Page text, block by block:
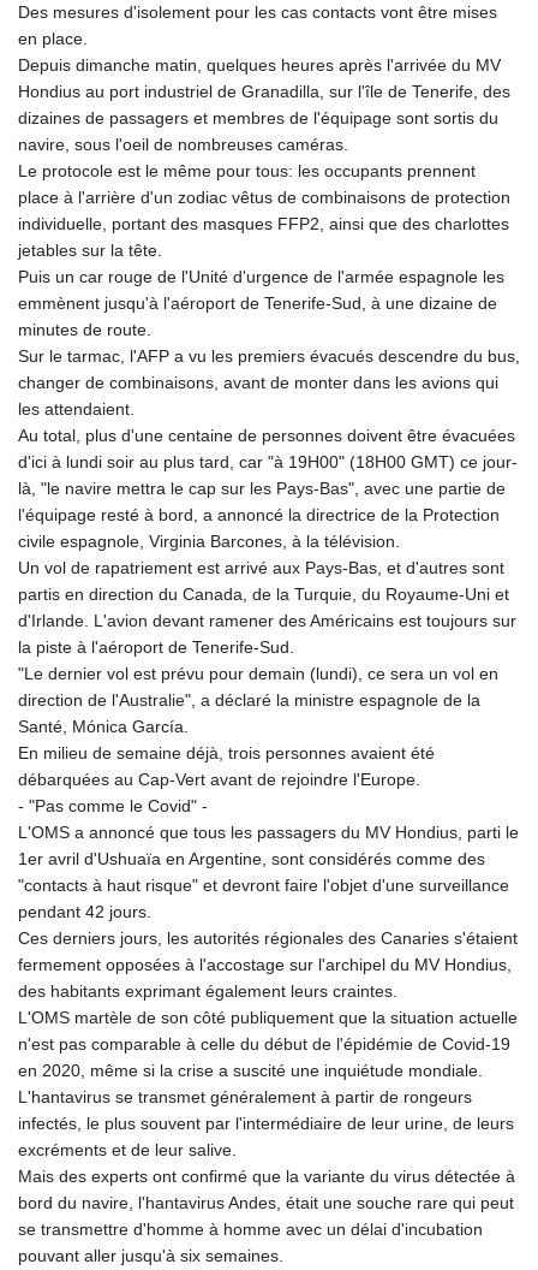
Des mesures d'isolement pour les cas contacts vont être mises
en place.
Depuis dimanche matin, quelques heures après l'arrivée du MV
Hondius au port industriel de Granadilla, sur l'île de Tenerife, des
dizaines de passagers et membres de l'équipage sont sortis du
navire, sous l'oeil de nombreuses caméras.
Le protocole est le même pour tous: les occupants prennent
place à l'arrière d'un zodiac vêtus de combinaisons de protection
individuelle, portant des masques FFP2, ainsi que des charlottes
jetables sur la tête.
Puis un car rouge de l'Unité d'urgence de l'armée espagnole les
emmènent jusqu'à l'aéroport de Tenerife-Sud, à une dizaine de
minutes de route.
Sur le tarmac, l'AFP a vu les premiers évacués descendre du bus,
changer de combinaisons, avant de monter dans les avions qui
les attendaient.
Au total, plus d'une centaine de personnes doivent être évacuées
d'ici à lundi soir au plus tard, car "à 19H00" (18H00 GMT) ce jour-
là, "le navire mettra le cap sur les Pays-Bas", avec une partie de
l'équipage resté à bord, a annoncé la directrice de la Protection
civile espagnole, Virginia Barcones, à la télévision.
Un vol de rapatriement est arrivé aux Pays-Bas, et d'autres sont
partis en direction du Canada, de la Turquie, du Royaume-Uni et
d'Irlande. L'avion devant ramener des Américains est toujours sur
la piste à l'aéroport de Tenerife-Sud.
"Le dernier vol est prévu pour demain (lundi), ce sera un vol en
direction de l'Australie", a déclaré la ministre espagnole de la
Santé, Mónica García.
En milieu de semaine déjà, trois personnes avaient été
débarquées au Cap-Vert avant de rejoindre l'Europe.
- "Pas comme le Covid" -
L'OMS a annoncé que tous les passagers du MV Hondius, parti le
1er avril d'Ushuaïa en Argentine, sont considérés comme des
"contacts à haut risque" et devront faire l'objet d'une surveillance
pendant 42 jours.
Ces derniers jours, les autorités régionales des Canaries s'étaient
fermement opposées à l'accostage sur l'archipel du MV Hondius,
des habitants exprimant également leurs craintes.
L'OMS martèle de son côté publiquement que la situation actuelle
n'est pas comparable à celle du début de l'épidémie de Covid-19
en 2020, même si la crise a suscité une inquiétude mondiale.
L'hantavirus se transmet généralement à partir de rongeurs
infectés, le plus souvent par l'intermédiaire de leur urine, de leurs
excréments et de leur salive.
Mais des experts ont confirmé que la variante du virus détectée à
bord du navire, l'hantavirus Andes, était une souche rare qui peut
se transmettre d'homme à homme avec un délai d'incubation
pouvant aller jusqu'à six semaines.